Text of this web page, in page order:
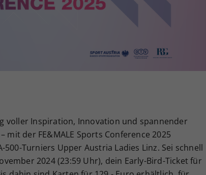
voller Inspiration, Innovation und spannender
der FE&MALE Sports Conference 2025
500-Turniers Upper Austria Ladies Linz. Sei schnell
2024 (23:59 Uhr), dein Early-Bird-Ticket für